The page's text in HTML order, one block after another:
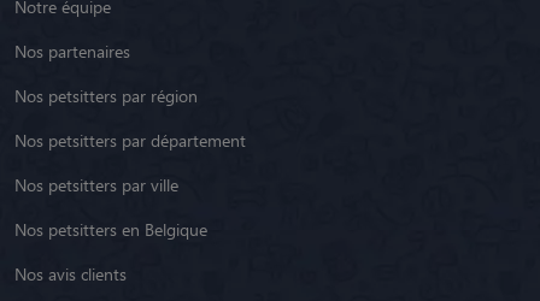
Notre équipe
Nos partenaires
Nos petsitters par région
Nos petsitters par département
Nos petsitters par ville
Nos petsitters en Belgique
Nos avis clients